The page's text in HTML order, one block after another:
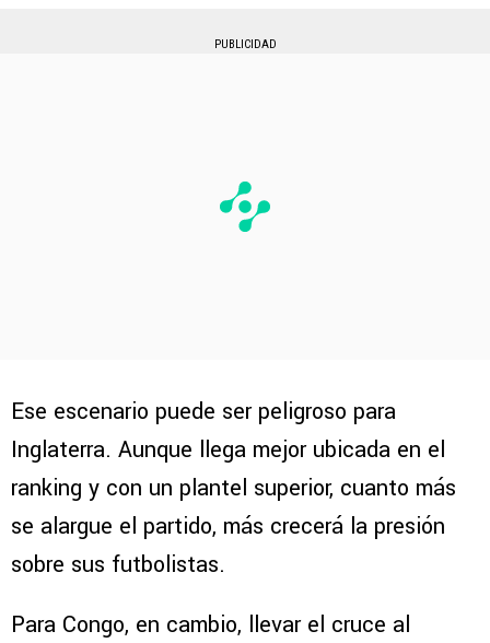
PUBLICIDAD
Ese escenario puede ser peligroso para
Inglaterra. Aunque llega mejor ubicada en el
ranking y con un plantel superior, cuanto más
se alargue el partido, más crecerá la presión
sobre sus futbolistas.
Para Congo, en cambio, llevar el cruce al